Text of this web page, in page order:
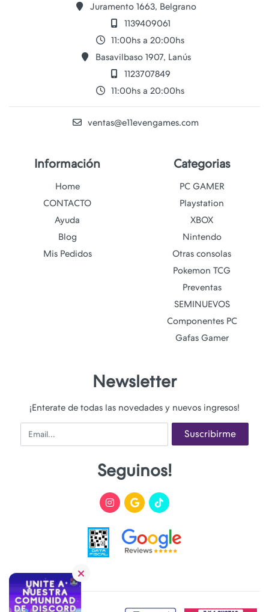
Juramento 1663, Belgrano
1139409061
11:00hs a 20:00hs
Basavilbaso 1907, Lanús
1123707849
11:00hs a 20:00hs
ventas@e11evengames.com
Información
Home
CONTACTO
Ayuda
Blog
Mis Pedidos
Categorias
PC GAMER
Playstation
XBOX
Nintendo
Otras consolas
Pokemon TCG
Preventas
SEMINUEVOS
Componentes PC
Gafas Gamer
Newsletter
¡Enterate de todas las novedades y nuevos ingresos!
Email Suscribirme
Seguinos!